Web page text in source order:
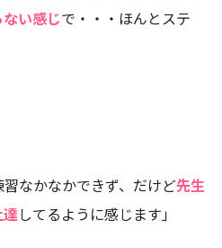
い感じで・・・ほんとステ
習なかなかできず、だけど先生
してるように感じます」